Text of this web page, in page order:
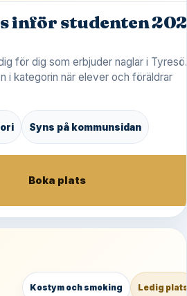
inför studenten
för dig som erbjuder naglar i Tyresö.
i kategorin när elever och föräldrar
Syns på kommunsidan
Boka plats
Kostym och smoking Ledig